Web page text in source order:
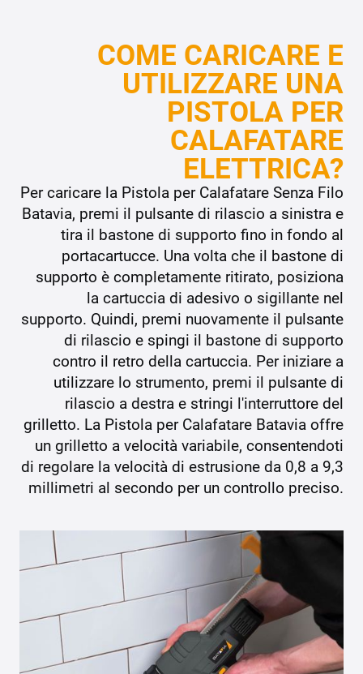
COME CARICARE E
UTILIZZARE UNA
PISTOLA PER
CALAFATARE
ELETTRICA?
Per caricare la Pistola per Calafatare Senza Filo
Batavia, premi il pulsante di rilascio a sinistra e
tira il bastone di supporto fino in fondo al
portacartucce. Una volta che il bastone di
supporto è completamente ritirato, posiziona
la cartuccia di adesivo o sigillante nel
supporto. Quindi, premi nuovamente il pulsante
di rilascio e spingi il bastone di supporto
contro il retro della cartuccia. Per iniziare a
utilizzare lo strumento, premi il pulsante di
rilascio a destra e stringi l'interruttore del
grilletto. La Pistola per Calafatare Batavia offre
un grilletto a velocità variabile, consentendoti
di regolare la velocità di estrusione da 0,8 a 9,3
millimetri al secondo per un controllo preciso.